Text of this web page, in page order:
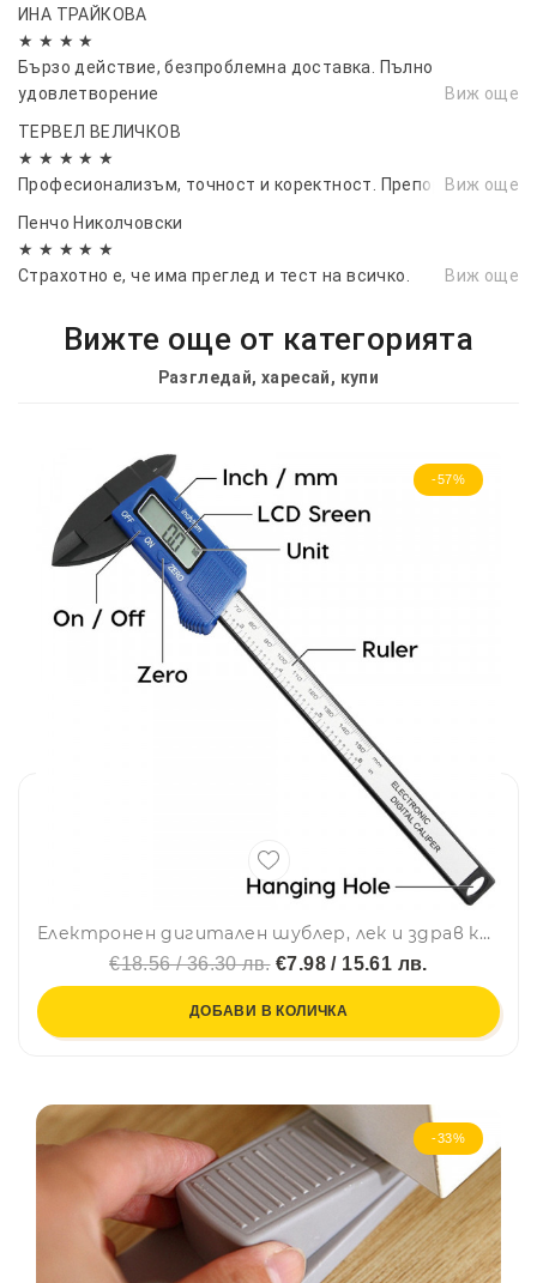
ИНА ТРАЙКОВА
★ ★ ★ ★
Бързо действие, безпроблемна доставка. Пълно
удовлетворение
Виж още
ТЕРВЕЛ ВЕЛИЧКОВ
★ ★ ★ ★ ★
Професионализъм, точност и коректност. Препоръчвам!👏
Виж още
Пенчо Николчовски
★ ★ ★ ★ ★
Страхотно е, че има преглед и тест на всичко.
Виж още
Вижте още от категорията
Разгледай, харесай, купи
-57%
Електронен дигитален шублер, лек и здрав карбон, много точен и лесен за работа, голям дисплей
€18.56 / 36.30 лв.€7.98 / 15.61 лв.
ДОБАВИ В КОЛИЧКА
-33%